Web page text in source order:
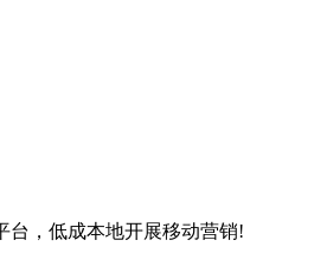
台，低成本地开展移动营销!